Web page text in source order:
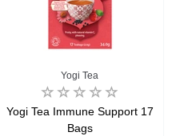
Yogi Tea
Yogi Tea Immune Support 17
Bags